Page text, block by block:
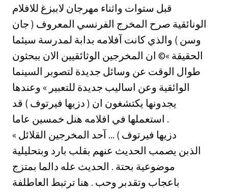
قبل ستوات واثناء مهرجان لاببزغ للافلام
الونائقية صرح المخرج الفرنسي المعروف ( جان
وسن ) والذي كانت آفلامه بدابة لمدرسة سيئما
الحقيقة »© ان المخرجين الوثائقيين الان ببحثون
طوال الوقت عن وسائل جديدة لتصوبر السينما
الوائقية وعن اساليب جديدة للتعبير » وعندها
يجدونها يكتشغون ان ( دزيها فيرتوف ) قد
استعملها في افلامه هنل خمسين عاما .
« دزيها فيرتوف ) ... آحد المخرجين القلائل
الذبن يصمب الحديث عنهم بقلب بارد وبتحليلية
موضوعية بحتة . الحديث عله دالما بمتزج
باعجاب وتقدبر وحب . هنا ترتبط العاطلفة